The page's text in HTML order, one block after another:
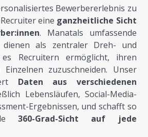
Bewerbererlebnis zu
eine ganzheitliche Sicht
. Manatals umfassende
dienen als zentraler Dreh- und
Recruitern ermöglicht, ihren
zuzuschneiden. Unser
Daten aus verschiedenen
Lebensläufen, Social-Media-
Ergebnissen, und schafft so
360-Grad-Sicht auf jede